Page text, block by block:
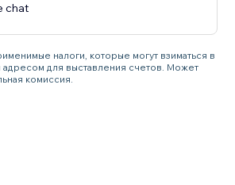
chat
налоги, которые могут взиматься в
адресом для выставления счетов. Может
комиссия.